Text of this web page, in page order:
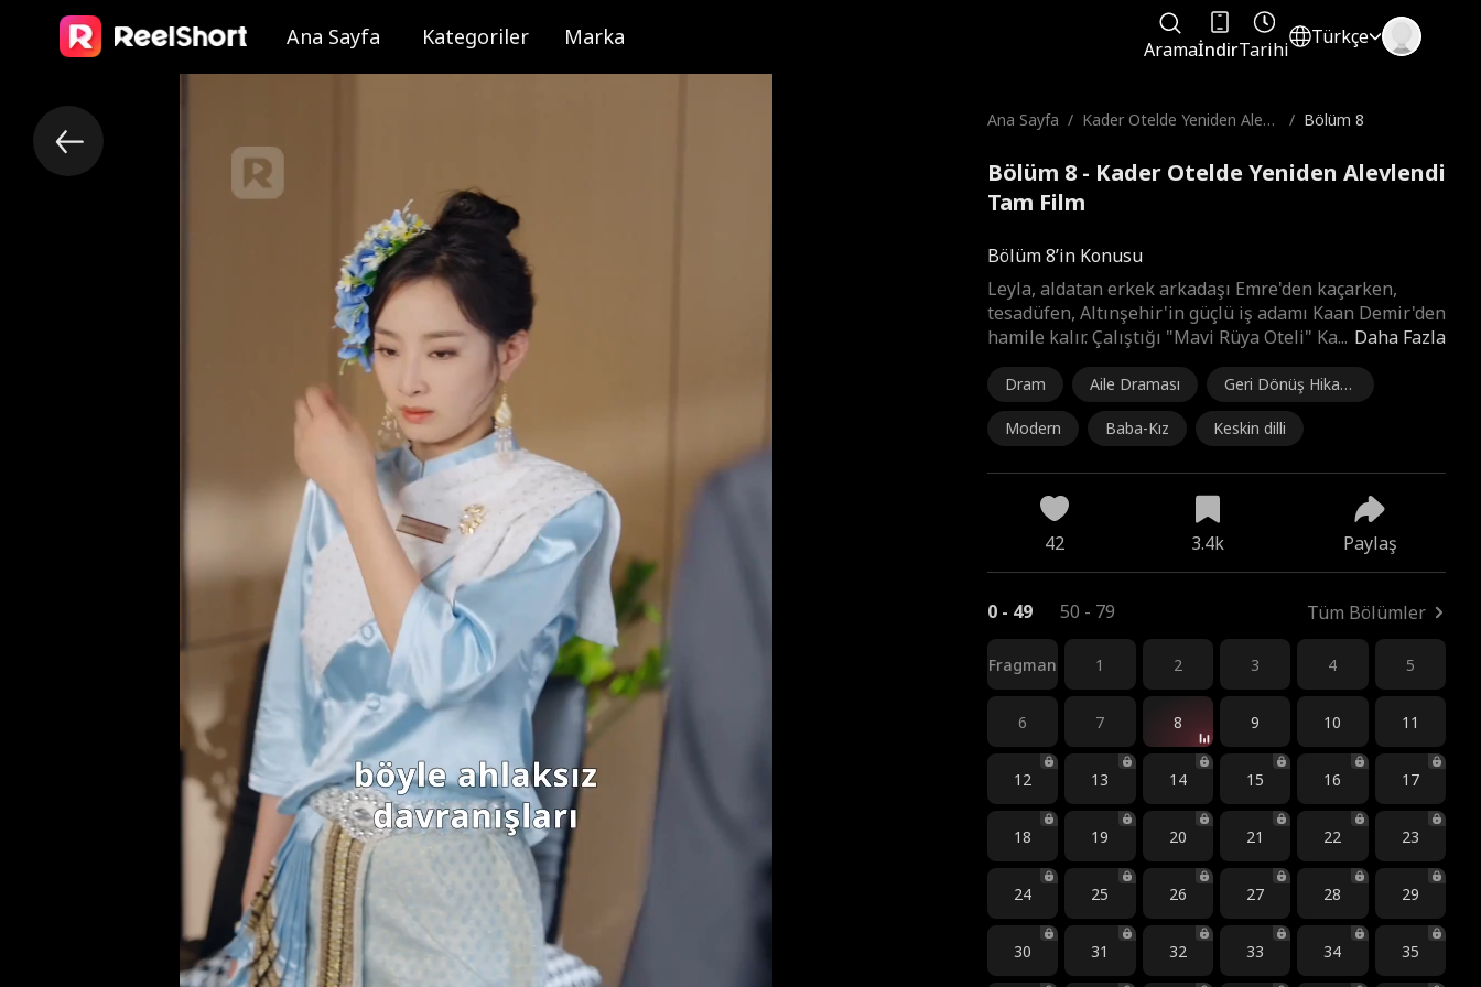
Ana Sayfa Kategoriler Marka AramaİndirTarihi
Türkçe
Ana Sayfa / Kader Otelde Yeniden Alevl
/ Bölüm 8
Bölüm 8 - Kader Otelde Yeniden Alevlendi
Tam Film
Bölüm 8’in Konusu
Daha Fazla
Leyla, aldatan erkek arkadaşı Emre'den kaçarken,
tesadüfen, Altınşehir'in güçlü iş adamı Kaan Demir'den
hamile kalır. Çalıştığı "Mavi Rüya Oteli" Ka...
Dram Aile Draması
Geri Dönüş Hikaye
Modern Baba-Kız Keskin dilli
42 3.4k Paylaş
0 - 49 50 - 79 Tüm Bölümler
Fragman 1 2 3 4 5
6 7 8 9 10 11
12 13 14 15 16 17
18 19 20 21 22 23
24 25 26 27 28 29
30 31 32 33 34 35